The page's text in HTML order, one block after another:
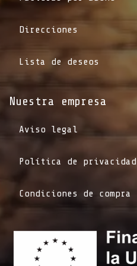
Direcciones
Lista de deseos
Nuestra empresa
Aviso legal
Política de privacidad
Condiciones de compra